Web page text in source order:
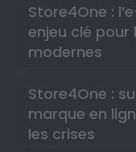
Store4One :
enjeu clé pour
modernes
Store4One :
marque en
les crises